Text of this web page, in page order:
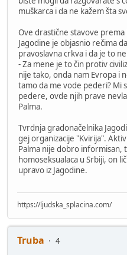
muškarca i da ne kažem šta
Ove drastične stavove
Jagodine je objasnio rečima
pravoslavna crkva i da je to
- Za mene je to čin protiv
nije tako, onda nam Evropa i
tamo da me vode pederi? Mi
pedere, ovde njih prave
Palma.
Tvrdnja gradonačelnika
gej organizacije "Kvirija".
Palma nije dobro informisan,
homoseksualaca u Srbiji, on
upravo iz Jagodine.
https://ljudska_splacina.com/
Truba
4